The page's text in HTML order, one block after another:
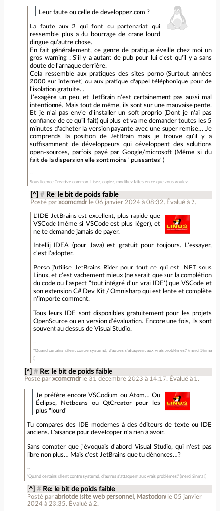
Leur faute ou celle de developpez.com ?
La faute aux 2 qui font du partenariat qui
ressemble plus a du bourrage de crane lourd
dingue qu'autre chose.
En fait généralement, ce genre de pratique éveille chez moi un
gros warning : S'il y a autant de pub pour lui c'est qu'il y a sans
doute de l'arnaque derrière.
Cela ressemble aux pratiques des sites porno (Surtout années
2000 sur internet) ou aux pratique d'appel téléphonique pour de
l'isolation gratuite…
J'exagère un peu, et JetBrain n'est certainement pas aussi mal
intentionné. Mais tout de même, ils sont sur une mauvaise pente.
Et je n'ai pas envie d'installer un soft proprio (Dont je n'ai pas
confiance de ce qu'il fait) qui plus et va me demander toutes les 5
minutes d'acheter la version payante avec une super remise… Je
comprends la position de JetBrain mais je trouve qu'il y a
suffisamment de développeurs qui développent des solutions
open-sources, parfois payé par Google/microsoft (Même si du
fait de la dispersion elle sont moins "puissantes")
Sous licence Creative common. Lisez, copiez, modifiez faites en ce que vous voulez.
[^] # Re: le bit de poids faible
Posté par xcomcmdr le 06 janvier 2024 à 08:32. Évalué à 2.
L'IDE JetBrains est excellent, plus rapide que
VSCode (même si VSCode est plus léger), et
ne te demande jamais de payer.
Intellij IDEA (pour Java) est gratuit pour toujours. L'essayer,
c'est l'adopter.
Perso j'utilise JetBrains Rider pour tout ce qui est .NET sous
Linux, et c'est vachement mieux (ne serait que sur la complétion
du code ou l'aspect "tout intégré d'un vrai IDE") que VSCode et
son extension C# Dev Kit / Omnisharp qui est lente et complète
n'importe comment.
Tous leurs IDE sont disponibles gratuitement pour les projets
OpenSource ou en version d'évaluation. Encore une fois, ils sont
souvent au dessus de Visual Studio.
"Quand certains râlent contre systemd, d'autres s'attaquent aux vrais problèmes." (merci Sinma
!)
[^] # Re: le bit de poids faible
Posté par xcomcmdr le 31 décembre 2023 à 14:17. Évalué à 1 .
Je préfère encore VSCodium ou Atom… Ou
Éclipse, Netbeans ou QtCreator pour les
plus "lourd"
Tu compares des IDE modernes à des éditeurs de texte ou IDE
anciens. L'aisance pour développer n'a rien à avoir.
Sans compter que j'évoquais d'abord Visual Studio, qui n'est pas
libre non plus… Mais c'est JetBrains que tu dénonces…?
"Quand certains râlent contre systemd, d'autres s'attaquent aux vrais problèmes." (merci Sinma !)
[^] # Re: le bit de poids faible
Posté parabriotde (site web personnel , Mastodon) le 05 janvier
2024 à 23:35. Évalué à 2.